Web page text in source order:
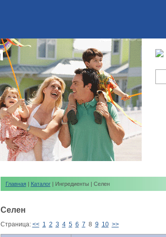
Главная | Каталог| Ингредиенты | Селен
Селен
Страница: << 1 2 3 4 5 6 7 8 9 10 >>